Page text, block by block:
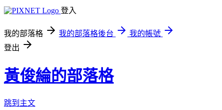
登入
我的部落格 我的部落格後台
我的帳號
登出
黃俊綸的部落格
跳到主文